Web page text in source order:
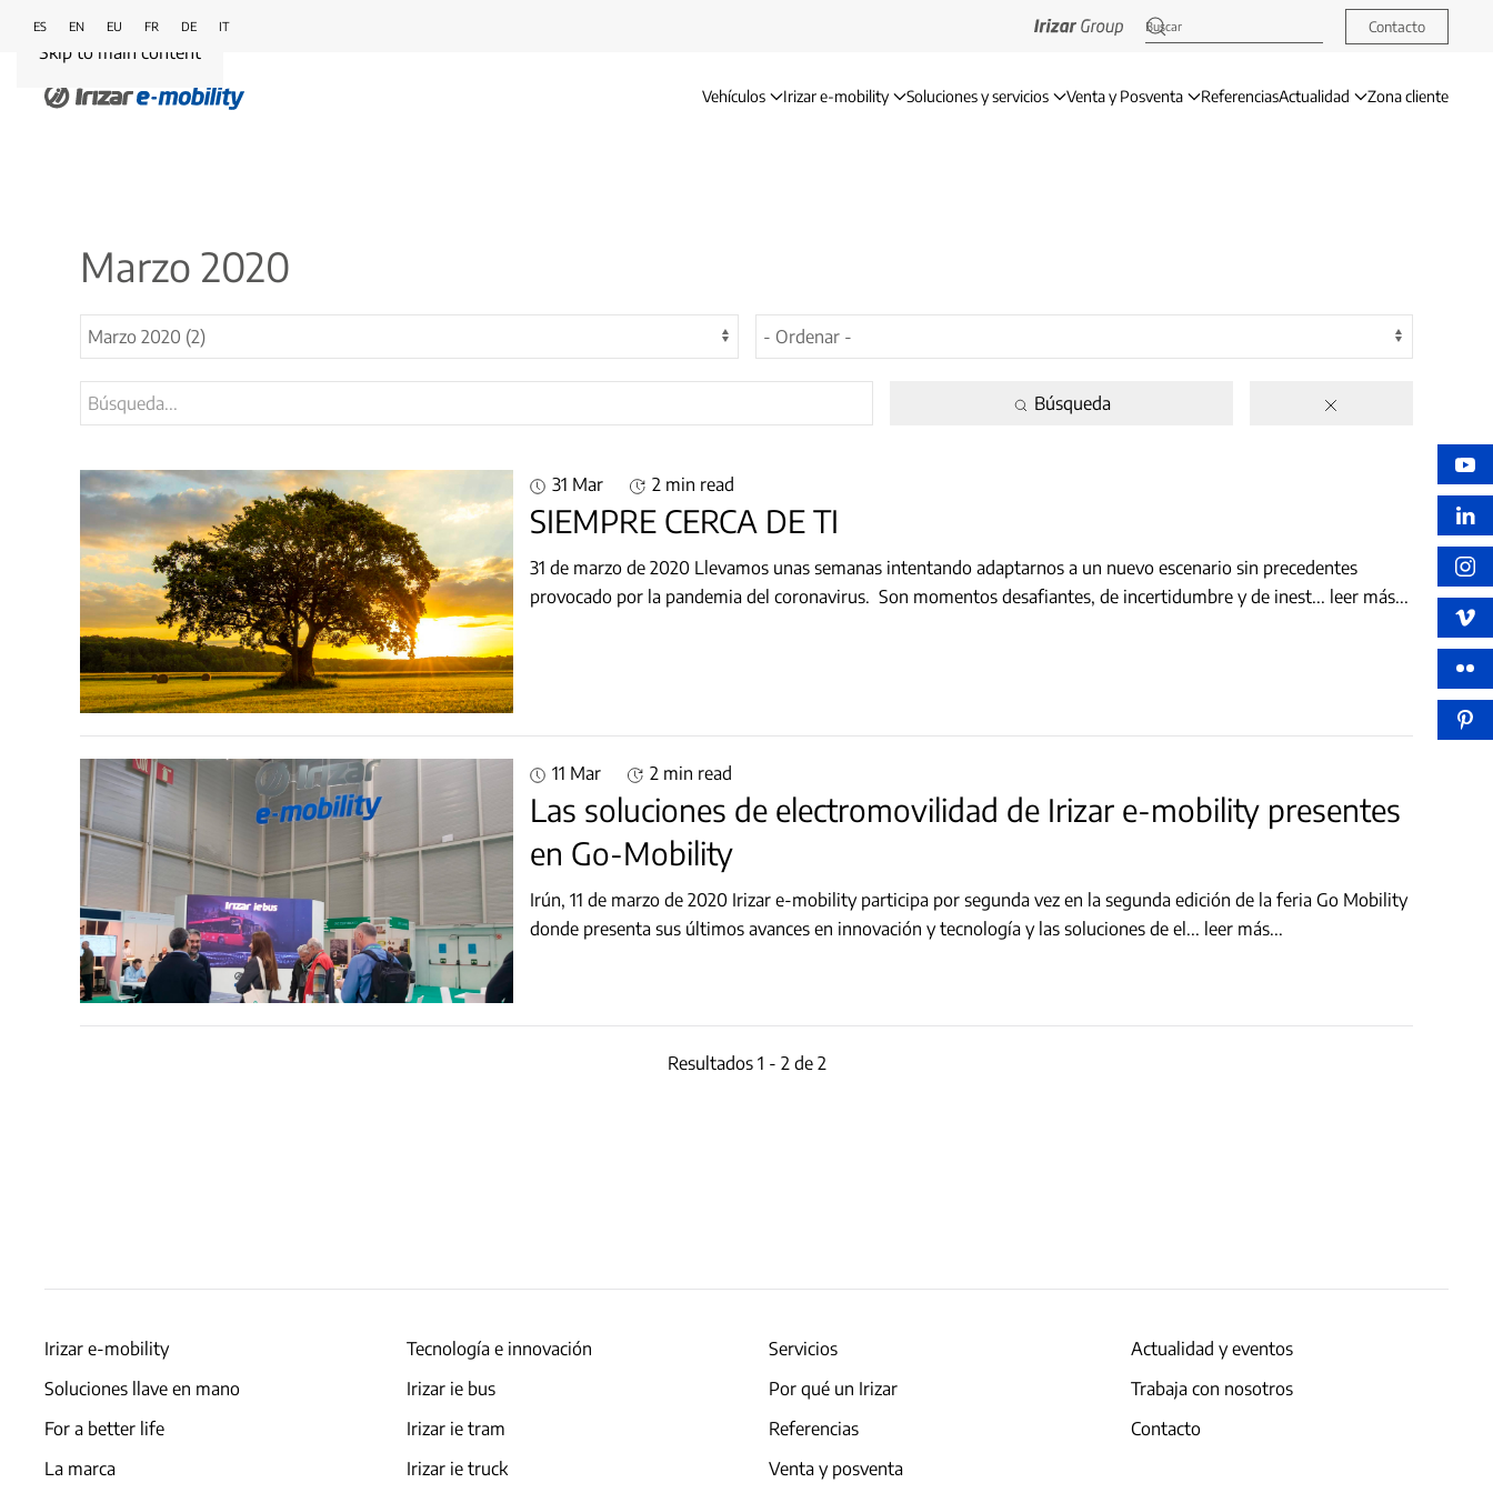
Skip to main content
ES EN EU FR DE IT Contacto
Vehículos Irizar e-mobility Soluciones y servicios Venta y Posventa ReferenciasActualidad Zona cliente
Marzo 2020
Búsqueda
31 Mar 2 min read
SIEMPRE CERCA DE TI
31 de marzo de 2020 Llevamos unas semanas intentando adaptarnos a un nuevo escenario sin precedentes
provocado por la pandemia del coronavirus. Son momentos desafiantes, de incertidumbre y de inest... leer más...
11 Mar 2 min read
Las soluciones de electromovilidad de Irizar e-mobility presentes
en Go-Mobility
Irún, 11 de marzo de 2020 Irizar e-mobility participa por segunda vez en la segunda edición de la feria Go Mobility
donde presenta sus últimos avances en innovación y tecnología y las soluciones de el ... leer más...
Resultados 1 - 2 de 2
Irizar e-mobility
Soluciones llave en mano
For a better life
La marca
Tecnología e innovación
Irizar ie bus
Irizar ie tram
Irizar ie truck
Servicios
Por qué un Irizar
Referencias
Venta y posventa
Actualidad y eventos
Trabaja con nosotros
Contacto